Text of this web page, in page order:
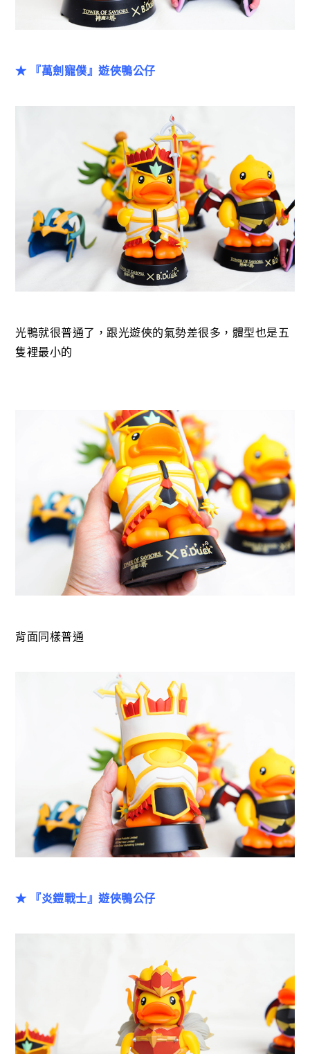
★ 『萬劍寵僕』遊俠鴨公仔
光鴨就很普通了，跟光遊俠的氣勢差很多，體型也是五
隻裡最小的
背面同樣普通
★ 『炎鎧戰士』遊俠鴨公仔